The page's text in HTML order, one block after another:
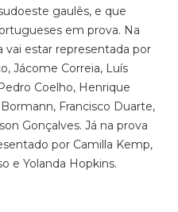
gaulês, e que
em prova. Na
vai estar representada por
Jácome Correia, Luís
Coelho, Henrique
Francisco Duarte,
Gonçalves. Já na prova
por Camilla Kemp,
e Yolanda Hopkins.